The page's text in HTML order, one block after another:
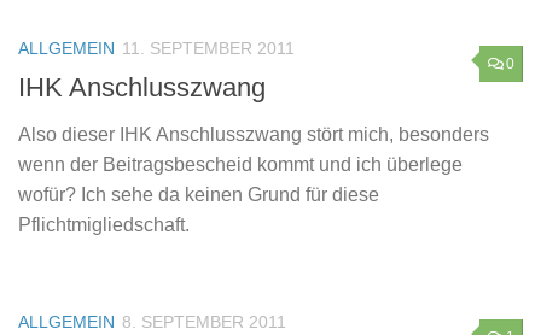
0
ALLGEMEIN 11. SEPTEMBER 2011
IHK Anschlusszwang
Also dieser IHK Anschlusszwang stört mich, besonders
wenn der Beitragsbescheid kommt und ich überlege
wofür? Ich sehe da keinen Grund für diese
Pflichtmigliedschaft.
ALLGEMEIN 8. SEPTEMBER 2011